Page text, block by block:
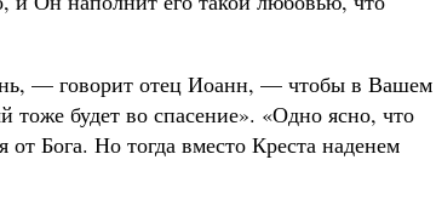
— говорит отец Иоанн, — чтобы в Вашем
будет во спасение». «Одно ясно, что
Бога. Но тогда вместо Креста наденем